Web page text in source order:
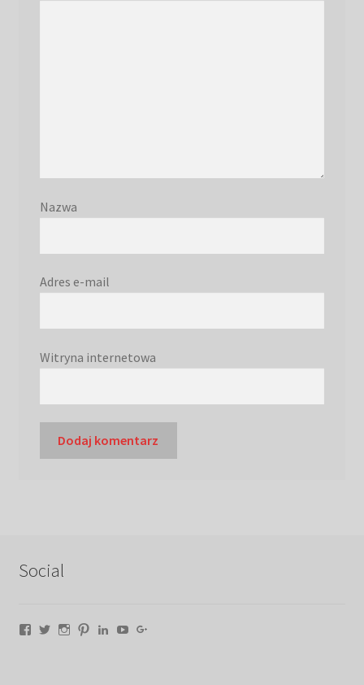
Nazwa
Adres e-mail
Witryna internetowa
Social
Facebook
TwitterInstagram
PinterestLinkedIn
YouTube